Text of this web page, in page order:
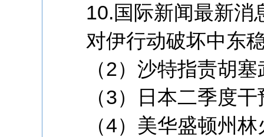
10.国际新闻最新消
对伊行动破坏中东
（2）沙特指责胡
（3）日本二季度
（4）美华盛顿州